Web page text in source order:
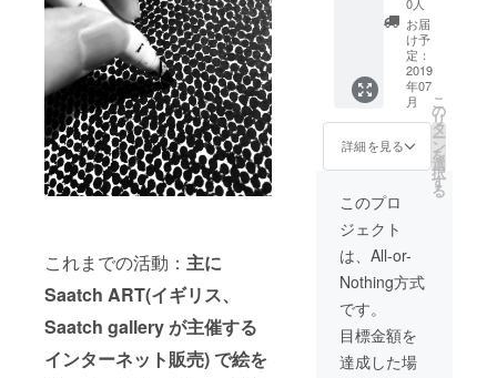
これまでの活動： 主に
Saatch ART(イギリス、
Saatch gallery が主催する
インターネット販売) で絵を
てくだ
さい。
＊黒
バック
最長
80cm程
度と考
えてく
ださい
（本来
のサイ
ズは最
長
160cm
） 裏側
にサイ
ン。
https://
www.in
stagra
110/ 上
記のサ
イトか
お届
け予
定：
2019
年07
月
詳細を見る
こ
の
リ
タ
ー
ン
を
選
択
す
る
このプロ
ジェクト
は、All-or-
Nothing方式
です。
目標金額を
達成した場